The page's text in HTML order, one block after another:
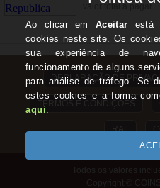
DECLARAÇÃO DE
TERMOS E CONDIÇÕES
RAL
Todos os valores
Copyright ©